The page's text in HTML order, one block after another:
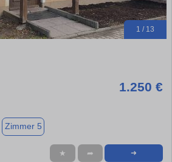
1 / 13
1.250 €
Zimmer 5
★ ➦ ➜